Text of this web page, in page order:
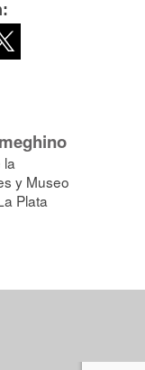
la
y Museo
Plata